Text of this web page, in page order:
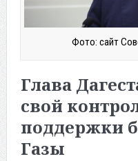
Фото: сайт
Глава
свой
поддержки
Газы